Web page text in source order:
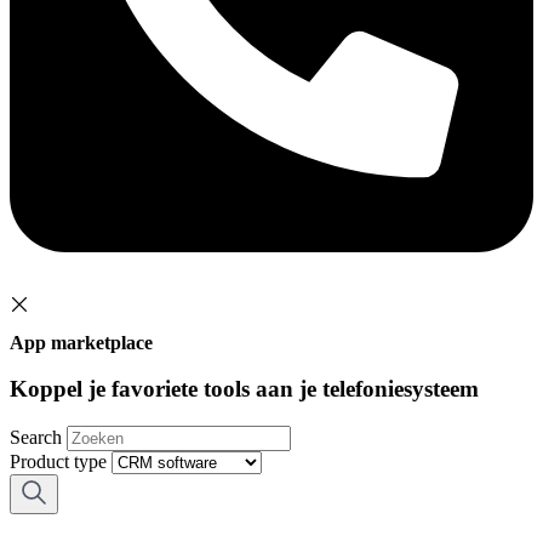
App marketplace
Koppel je favoriete tools aan je telefoniesysteem
Search
Product type